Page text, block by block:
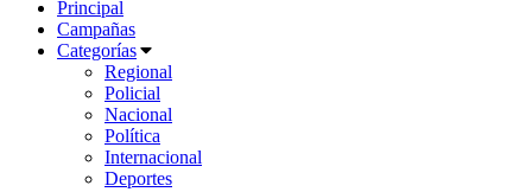
Principal
Campañas
Categorías
Regional
Policial
Nacional
Política
Internacional
Deportes